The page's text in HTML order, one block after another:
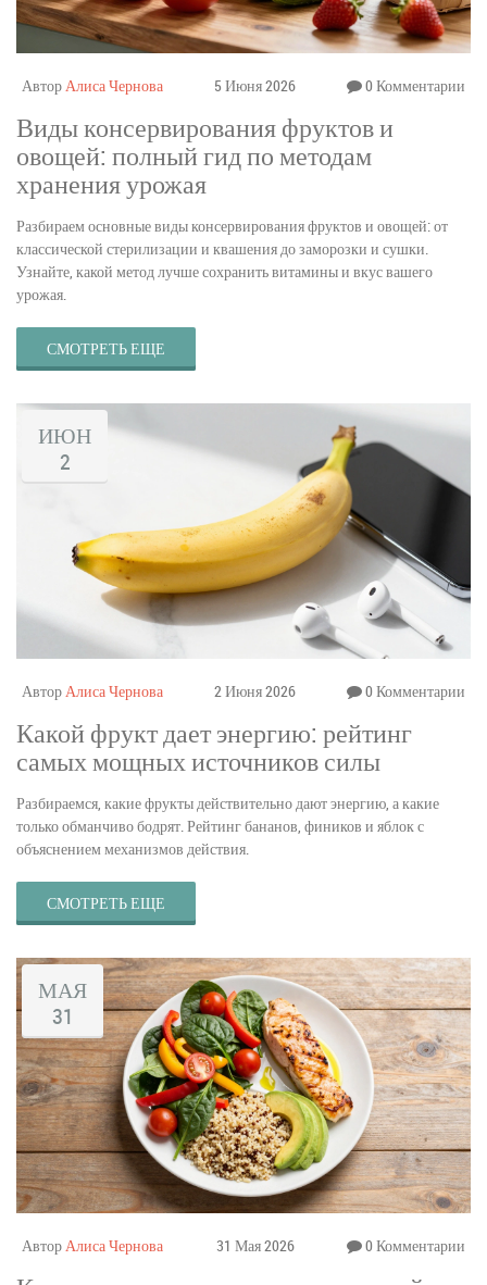
АвторАлиса Чернова 5 Июня 2026 0 Комментарии
Виды консервирования фруктов и
овощей: полный гид по методам
хранения урожая
Разбираем основные виды консервирования фруктов и овощей: от
классической стерилизации и квашения до заморозки и сушки.
Узнайте, какой метод лучше сохранить витамины и вкус вашего
урожая.
СМОТРЕТЬ ЕЩЕ
ИЮН
2
АвторАлиса Чернова 2 Июня 2026 0 Комментарии
Какой фрукт дает энергию: рейтинг
самых мощных источников силы
Разбираемся, какие фрукты действительно дают энергию, а какие
только обманчиво бодрят. Рейтинг бананов, фиников и яблок с
объяснением механизмов действия.
СМОТРЕТЬ ЕЩЕ
МАЯ
31
АвторАлиса Чернова 31 Мая 2026 0 Комментарии